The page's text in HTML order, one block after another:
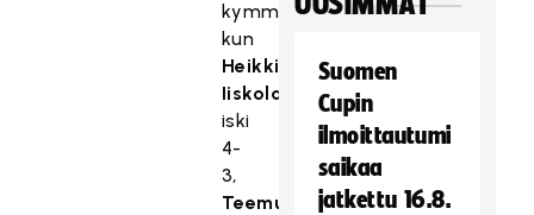
kymmenminuuttisella,
kun
Heikki
Iiskola
iski
4-
3,
Teemu
Suomen
Cupin
ilmoittautumi
saikaa
jatkettu 16.8.